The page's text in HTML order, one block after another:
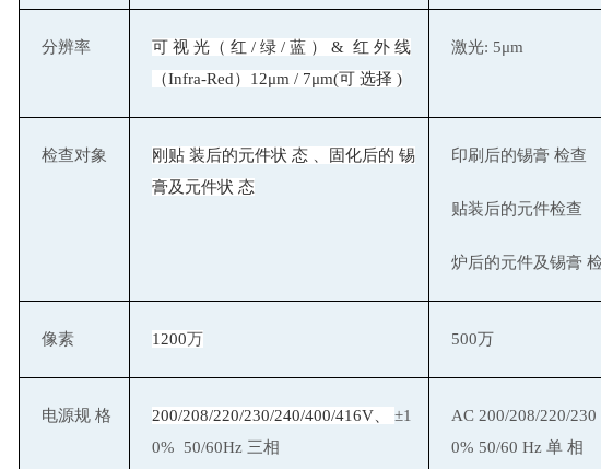
分辨率 可 视 光（ 红 / 绿 / 蓝 ） & 红 外 线
（Infra-Red）12μm / 7μm(可 选择 )
激光: 5μm
检查对象 刚贴 装后的元件状 态 、固化后的 锡
膏及元件状 态
印刷后的锡膏 检查
贴装后的元件检查
炉后的元件及锡膏
像素 1200万 500万
电源规 格 200/208/220/230/240/400/416V、
±1
0% 50/60Hz 三相
AC 200/208/220/230
0% 50/60 Hz 单 相